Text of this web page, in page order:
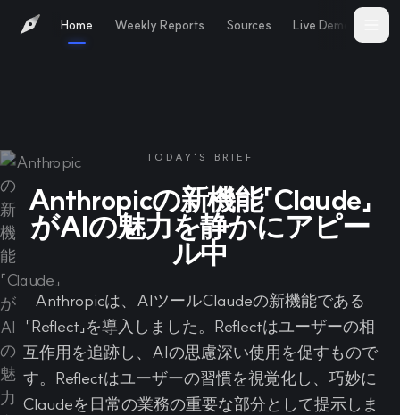
Home Weekly Reports Sources Live Demo
TODAY'S BRIEF
Anthropicの新機能「Claude」
がAIの魅力を静かにアピー
ル中
Anthropicは、AIツールClaudeの新機能である
「Reflect」を導入しました。Reflectはユーザーの相
互作用を追跡し、AIの思慮深い使用を促すもので
す。Reflectはユーザーの習慣を視覚化し、巧妙に
Claudeを日常の業務の重要な部分として提示しま